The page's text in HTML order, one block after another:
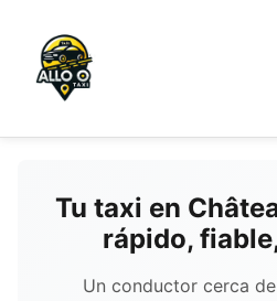
Tu taxi en
rápido,
Un conductor cerca